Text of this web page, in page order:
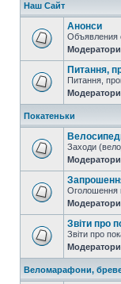
Наш Сайт
Анонси
Объявления
Питання,
Питання,
Покатеньки
Заходи
Оголошення
Звіти про
Звіти про
Веломарафони,